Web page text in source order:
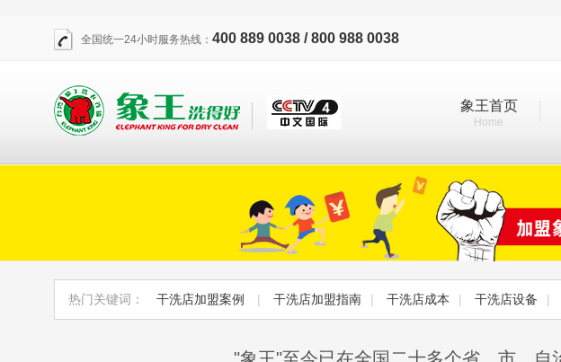
全国统一24小时服务热线： 400 889 0038 / 800 988 0038
象王首页
Home
热门关键词： 干洗店加盟案例 | 干洗店加盟指南 | 干洗店成本 | 干洗店设备 |